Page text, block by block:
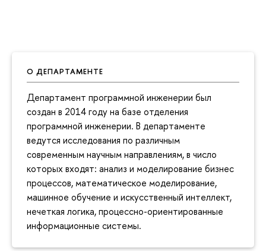
О ДЕПАРТАМЕНТЕ
Департамент программной инженерии был
создан в 2014 году на базе отделения
программной инженерии. В департаменте
ведутся исследования по различным
современным научным направлениям, в число
которых входят: анализ и моделирование бизнес
процессов, математическое моделирование,
машинное обучение и искусственный интеллект,
нечеткая логика, процессно-ориентированные
информационные системы.